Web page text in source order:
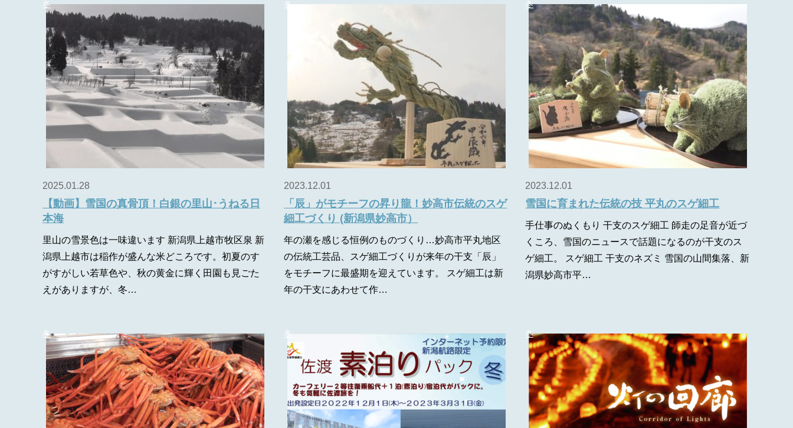
冬
2025.01.28
【動画】雪国の真骨頂！白銀の里山･うねる日
本海
里山の雪景色は一味違います 新潟県上越市牧区泉 新
潟県上越市は稲作が盛んな米どころです。初夏のす
がすがしい若草色や、秋の黄金に輝く田園も見ごた
えがありますが、冬…
冬
2023.12.01
「辰」がモチーフの昇り龍！妙高市伝統のスゲ
細工づくり (新潟県妙高市）
年の瀬を感じる恒例のものづくり…妙高市平丸地区
の伝統工芸品、スゲ細工づくりが来年の干支「辰」
をモチーフに最盛期を迎えています。 スゲ細工は新
年の干支にあわせて作…
冬
2023.12.01
雪国に育まれた伝統の技 平丸のスゲ細工
手仕事のぬくもり 干支のスゲ細工 師走の足音が近づ
くころ、雪国のニュースで話題になるのが干支のス
ゲ細工。 スゲ細工 干支のネズミ 雪国の山間集落、新
潟県妙高市平…
冬 冬 冬